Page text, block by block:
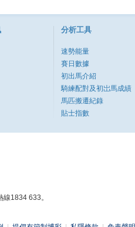
分析工具
速勢能量
賽日數據
初出馬介紹
騎練配對及初岀馬成績
馬匹搬遷紀錄
貼士指數
1834 633。